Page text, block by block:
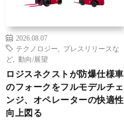
2026.08.07
テクノロジー
プレスリリースな
ど
動向/展望
ロジスネクストが防爆仕様車
のフォークをフルモデルチェ
ンジ、オペレーターの快適性
向上図る